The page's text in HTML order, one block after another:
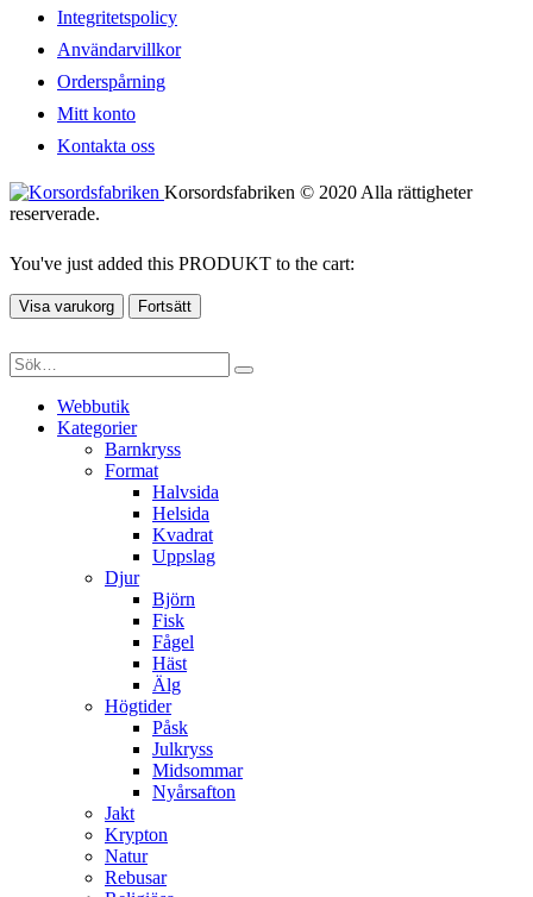
Integritetspolicy
Användarvillkor
Orderspårning
Mitt konto
Kontakta oss
Korsordsfabriken © 2020 Alla rättigheter
reserverade.
You've just added this PRODUKT to the cart:
Visa varukorg Fortsätt
Webbutik
Kategorier
Barnkryss
Format
Halvsida
Helsida
Kvadrat
Uppslag
Djur
Björn
Fisk
Fågel
Häst
Älg
Högtider
Påsk
Julkryss
Midsommar
Nyårsafton
Jakt
Krypton
Natur
Rebusar